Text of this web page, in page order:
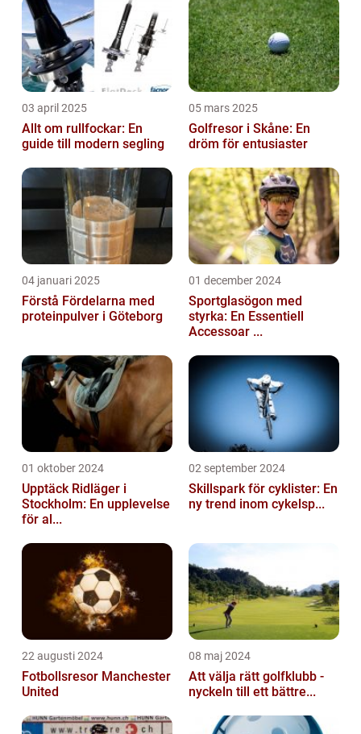
03 april 2025
Allt om rullfockar: En
guide till modern segling
05 mars 2025
Golfresor i Skåne: En
dröm för entusiaster
04 januari 2025
Förstå Fördelarna med
proteinpulver i Göteborg
01 december 2024
Sportglasögon med
styrka: En Essentiell
Accessoar ...
01 oktober 2024
Upptäck Ridläger i
Stockholm: En upplevelse
för al...
02 september 2024
Skillspark för cyklister: En
ny trend inom cykelsp...
22 augusti 2024
Fotbollsresor Manchester
United
08 maj 2024
Att välja rätt golfklubb -
nyckeln till ett bättre...